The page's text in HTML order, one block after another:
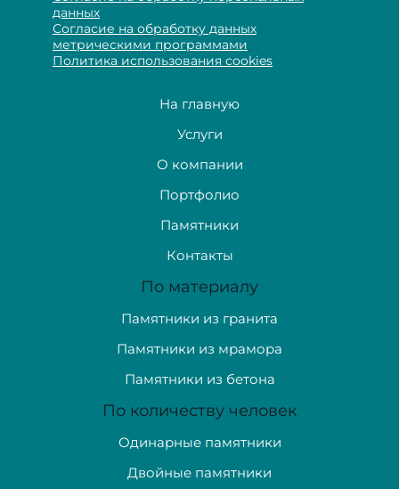
данных
Согласие на обработку данных
метрическими программами
Политика использования cookies
На главную
Услуги
О компании
Портфолио
Памятники
Контакты
По материалу
Памятники из гранита
Памятники из мрамора
Памятники из бетона
По количеству человек
Одинарные памятники
Двойные памятники